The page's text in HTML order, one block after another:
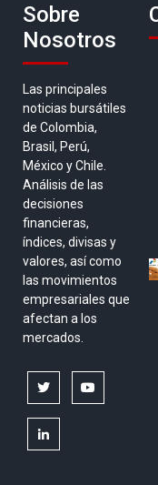
Sobre
Nosotros
Las principales
noticias bursátiles
de Colombia,
Brasil, Perú,
México y Chile.
Análisis de las
decisiones
financieras,
índices, divisas y
valores, así como
las movimientos
empresariales que
afectan a los
mercados.
twitter
linkedin